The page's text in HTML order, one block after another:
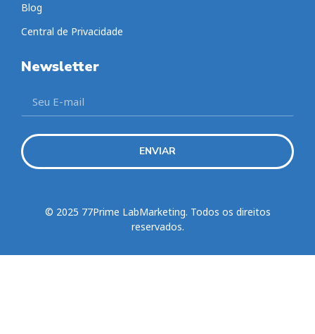
Blog
Central de Privacidade
Newsletter
ENVIAR
© 2025 77Prime LabMarketing. Todos os direitos
reservados.